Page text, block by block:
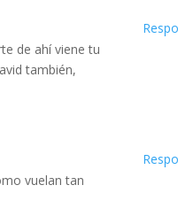
de ahí viene tu
también,
vuelan tan